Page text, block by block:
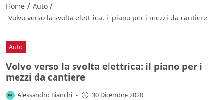
Home / Auto /
Volvo verso la svolta elettrica: il piano per i mezzi da cantiere
Auto
Volvo verso la svolta elettrica: il piano per i
mezzi da cantiere
Alessandro Bianchi - 30 Dicembre 2020